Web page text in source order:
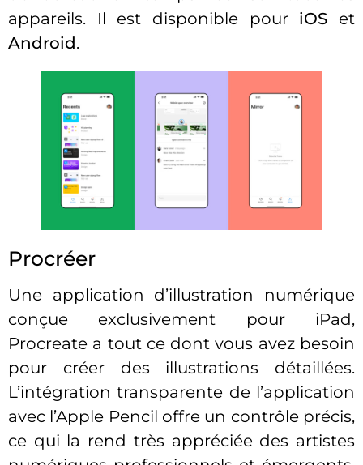
appareils. Il est disponible pour iOS et
Android.
Procréer
Une application d’illustration numérique
conçue exclusivement pour iPad,
Procreate a tout ce dont vous avez besoin
pour créer des illustrations détaillées.
L’intégration transparente de l’application
avec l’Apple Pencil offre un contrôle précis,
ce qui la rend très appréciée des artistes